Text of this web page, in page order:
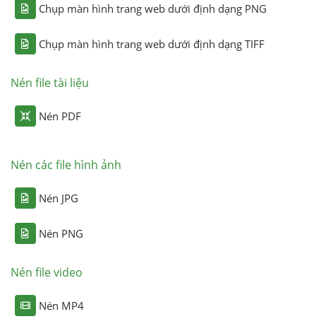
Chụp màn hình trang web dưới định dạng PNG
Chụp màn hình trang web dưới định dạng TIFF
Nén file tài liệu
Nén PDF
Nén các file hình ảnh
Nén JPG
Nén PNG
Nén file video
Nén MP4